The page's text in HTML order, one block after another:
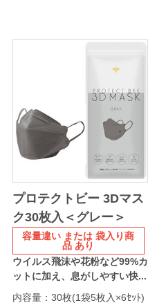
プロテクトビー 3Dマス
ク30枚入＜グレー＞
容量違い または 袋入り商
品 あり
ウイルス飛沫や花粉など99%カ
ットに加え、息がしやすい快...
内容量：30枚(1袋5枚入×6ｾｯﾄ)